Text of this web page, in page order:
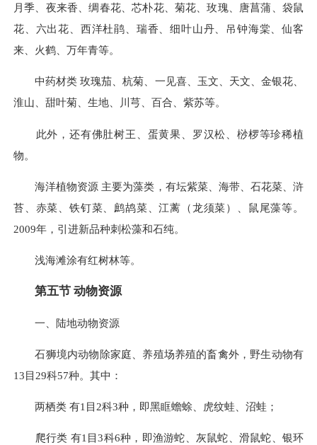
月季、夜来香、绸春花、芯朴花、菊花、玫瑰、唐菖蒲、袋鼠
花、六出花、西洋杜鹃、瑞香、细叶山丹、吊钟海棠、仙客
来、火鹤、万年青等。
中药材类 玫瑰茄、杭菊、一见喜、玉文、天文、金银花、
淮山、甜叶菊、生地、川芎、百合、紫苏等。
此外，还有佛肚树王、蛋黄果、罗汉松、桫椤等珍稀植
物。
海洋植物资源 主要为藻类，有坛紫菜、海带、石花菜、浒
苔、赤菜、铁钉菜、鹧鸪菜、江蓠（龙须菜）、鼠尾藻等。
2009年，引进新品种刺松藻和石纯。
浅海滩涂有红树林等。
第五节 动物资源
一、陆地动物资源
石狮境内动物除家庭、养殖场养殖的畜禽外，野生动物有
13目29科57种。其中：
两栖类 有1目2科3种，即黑眶蟾蜍、虎纹蛙、沼蛙；
爬行类 有1目3科6种，即渔游蛇、灰鼠蛇、滑鼠蛇、银环